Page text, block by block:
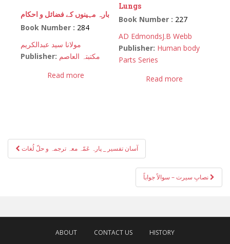
بارہ مہینوں کے فضائل و احکام
Book Number : 284
مولانا سید عبدالکریم
Publisher: مکتبتہ العاصم
Read more
Lungs
Book Number : 227
AD EdmondsJ.B Webb
Publisher: Human body
Parts Series
Read more
Post
navigation
آسان تفسیر _ پارہ عَمّہ معہ ترجمہ و حلّ لُغات
ABOUT CONTACT US HISTORY